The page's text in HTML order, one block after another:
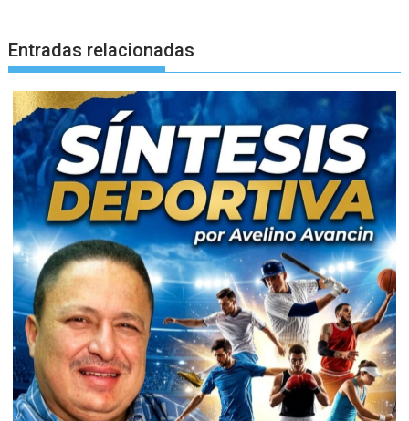
Entradas relacionadas